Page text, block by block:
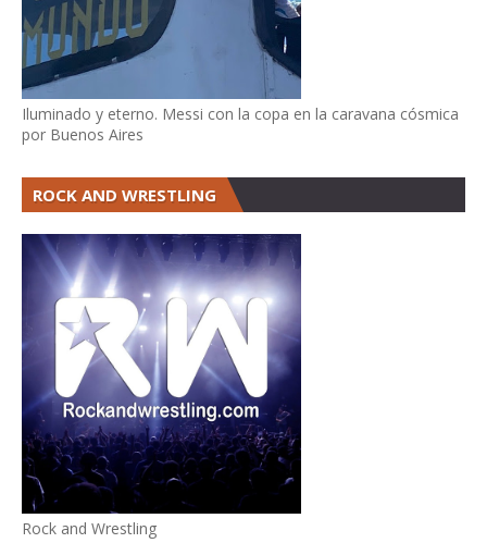
Iluminado y eterno. Messi con la copa en la caravana cósmica
por Buenos Aires
ROCK AND WRESTLING
Rock and Wrestling